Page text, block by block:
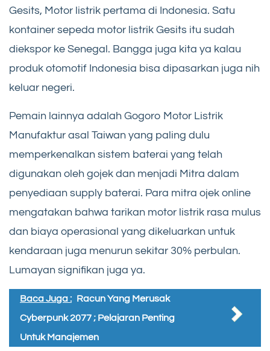
Gesits, Motor listrik pertama di Indonesia. Satu
kontainer sepeda motor listrik Gesits itu sudah
diekspor ke Senegal. Bangga juga kita ya kalau
produk otomotif Indonesia bisa dipasarkan juga nih
keluar negeri.
Pemain lainnya adalah Gogoro Motor Listrik
Manufaktur asal Taiwan yang paling dulu
memperkenalkan sistem baterai yang telah
digunakan oleh gojek dan menjadi Mitra dalam
penyediaan supply baterai. Para mitra ojek online
mengatakan bahwa tarikan motor listrik rasa mulus
dan biaya operasional yang dikeluarkan untuk
kendaraan juga menurun sekitar 30% perbulan.
Lumayan signifikan juga ya.
Baca Juga : Racun Yang Merusak
Cyberpunk 2077 ; Pelajaran Penting
Untuk Manajemen